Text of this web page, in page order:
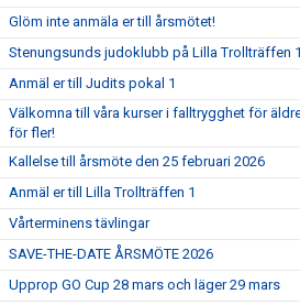
Glöm inte anmäla er till årsmötet!
Stenungsunds judoklubb på Lilla Trollträffen 1
Anmäl er till Judits pokal 1
Välkomna till våra kurser i falltrygghet för
för fler!
Kallelse till årsmöte den 25 februari 2026
Anmäl er till Lilla Trollträffen 1
Vårterminens tävlingar
SAVE-THE-DATE ÅRSMÖTE 2026
Upprop GO Cup 28 mars och läger 29 mars